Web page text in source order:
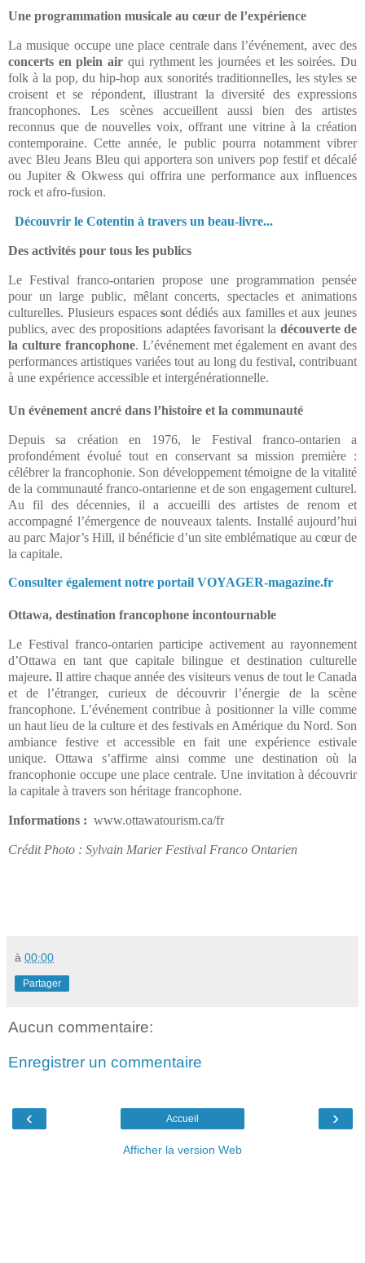
Une programmation musicale au cœur de l’expérience
La musique occupe une place centrale dans l’événement, avec des
concerts en plein air qui rythment les journées et les soirées. Du
folk à la pop, du hip-hop aux sonorités traditionnelles, les styles se
croisent et se répondent, illustrant la diversité des expressions
francophones. Les scènes accueillent aussi bien des artistes
reconnus que de nouvelles voix, offrant une vitrine à la création
contemporaine. Cette année, le public pourra notamment vibrer
avec Bleu Jeans Bleu qui apportera son univers pop festif et décalé
ou Jupiter & Okwess qui offrira une performance aux influences
rock et afro-fusion.
Découvrir le Cotentin à travers un beau-livre...
Des activités pour tous les publics
Le Festival franco-ontarien propose une programmation pensée
pour un large public, mêlant concerts, spectacles et animations
culturelles. Plusieurs espacessont dédiés aux familles et aux jeunes
publics, avec des propositions adaptées favorisant la découverte de
la culture francophone. L’événement met également en avant des
performances artistiques variées tout au long du festival, contribuant
à une expérience accessible et intergénérationnelle.
Un événement ancré dans l’histoire et la communauté
Depuis sa création en 1976, le Festival franco-ontarien a
profondément évolué tout en conservant sa mission première :
célébrer la francophonie. Son développement témoigne de la vitalité
de la communauté franco-ontarienne et de son engagement culturel.
Au fil des décennies, il a accueilli des artistes de renom et
accompagné l’émergence de nouveaux talents. Installé aujourd’hui
au parc Major’s Hill, il bénéficie d’un site emblématique au cœur de
la capitale.
Consulter également notre portail VOYAGER-magazine.fr
Ottawa, destination francophone incontournable
Le Festival franco-ontarien participe activement au rayonnement
d’Ottawa en tant que capitale bilingue et destination culturelle
majeure. Il attire chaque année des visiteurs venus de tout le Canada
et de l’étranger, curieux de découvrir l’énergie de la scène
francophone. L’événement contribue à positionner la ville comme
un haut lieu de la culture et des festivals en Amérique du Nord. Son
ambiance festive et accessible en fait une expérience estivale
unique. Ottawa s’affirme ainsi comme une destination où la
francophonie occupe une place centrale. Une invitation à découvrir
la capitale à travers son héritage francophone.
Informations : www.ottawatourism.ca/fr
Crédit Photo : Sylvain Marier Festival Franco Ontarien
à 00:00
Partager
Aucun commentaire:
Enregistrer un commentaire
‹ ›
Accueil
Afficher la version Web